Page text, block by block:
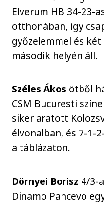
Elverum HB 34-23-
otthonában, így
győzelemmel és
második helyén áll.
Széles Ákos ötből
CSM Bucuresti
siker aratott
élvonalban, és 7-1-
a táblázaton.
Dörnyei Borisz 4/3-
Dinamo Pancevo